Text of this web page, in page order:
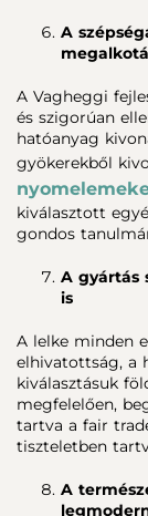
A
A Vagheggi
és szigorúan
hatóanyag
gyökerekből
kiválasztott
gondos
A gyártás
is
A lelke minden
elhivatottság, a
kiválasztásuk
megfelelően,
tartva a fair
tiszteletben
A